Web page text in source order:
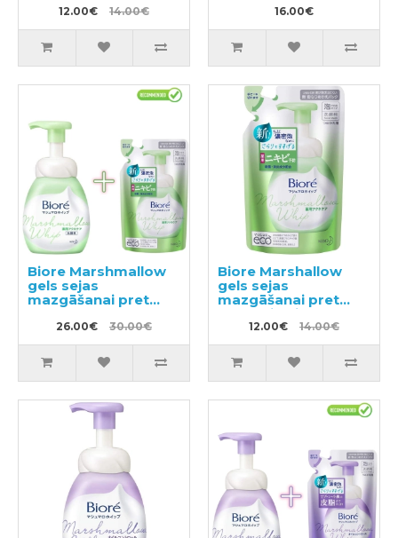
pildviela 130ml
12.00€ 14.00€ 16.00€
Biore Marshmallow
gels sejas
mazgāšanai pret
pildviela 130ml
26.00€ 30.00€
Biore Marshallow
gels sejas
mazgāšanai pret
akne, pildviela 130ml
12.00€ 14.00€